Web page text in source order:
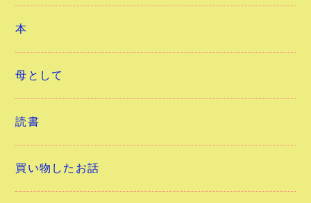
本
母として
読書
買い物したお話